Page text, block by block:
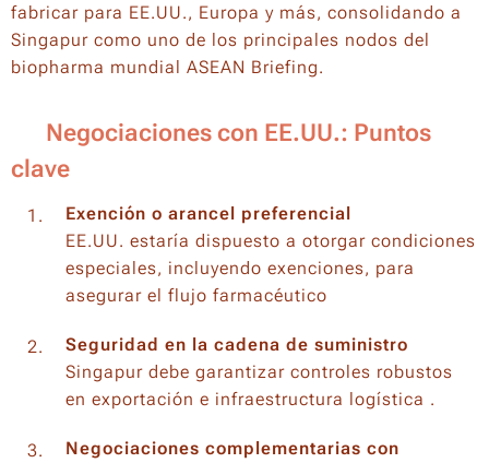
fabricar para EE.UU., Europa y más, consolidando a
Singapur como uno de los principales nodos del
biopharma mundial ASEAN Briefing.
🤝 Negociaciones con EE.UU.: Puntos
clave
Exención o arancel preferencial
EE.UU. estaría dispuesto a otorgar condiciones
especiales, incluyendo exenciones, para
asegurar el flujo farmacéutico
Seguridad en la cadena de suministro
Singapur debe garantizar controles robustos
en exportación e infraestructura logística .
Negociaciones complementarias con